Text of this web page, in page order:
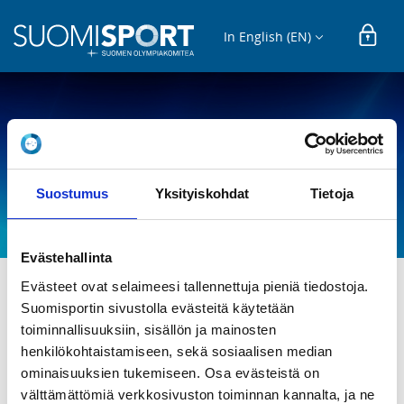
Suostumus Yksityiskohdat Tietoja
Evästehallinta
Evästeet ovat selaimeesi tallennettuja pieniä tiedostoja.
Suomisportin sivustolla evästeitä käytetään
toiminnallisuuksiin, sisällön ja mainosten
henkilökohtaistamiseen, sekä sosiaalisen median
ominaisuuksien tukemiseen. Osa evästeistä on
välttämättömiä verkkosivuston toiminnan kannalta, ja ne
In English (EN)
REGISTRATION
E-tytöt 25-26
Tervetuloa kaikki uudet ja vanhat harrastajat!
Harjoitukset sisältävät monipuolista liikuntaa,
lentopalloa sekä leikkejä. Lisäksi halukkaat pääsevät
pelaamaan Etelä-Suomen Lentopalloalueen (ESLA)